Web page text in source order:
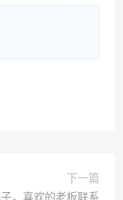
下一篇
，喜欢的老板联系